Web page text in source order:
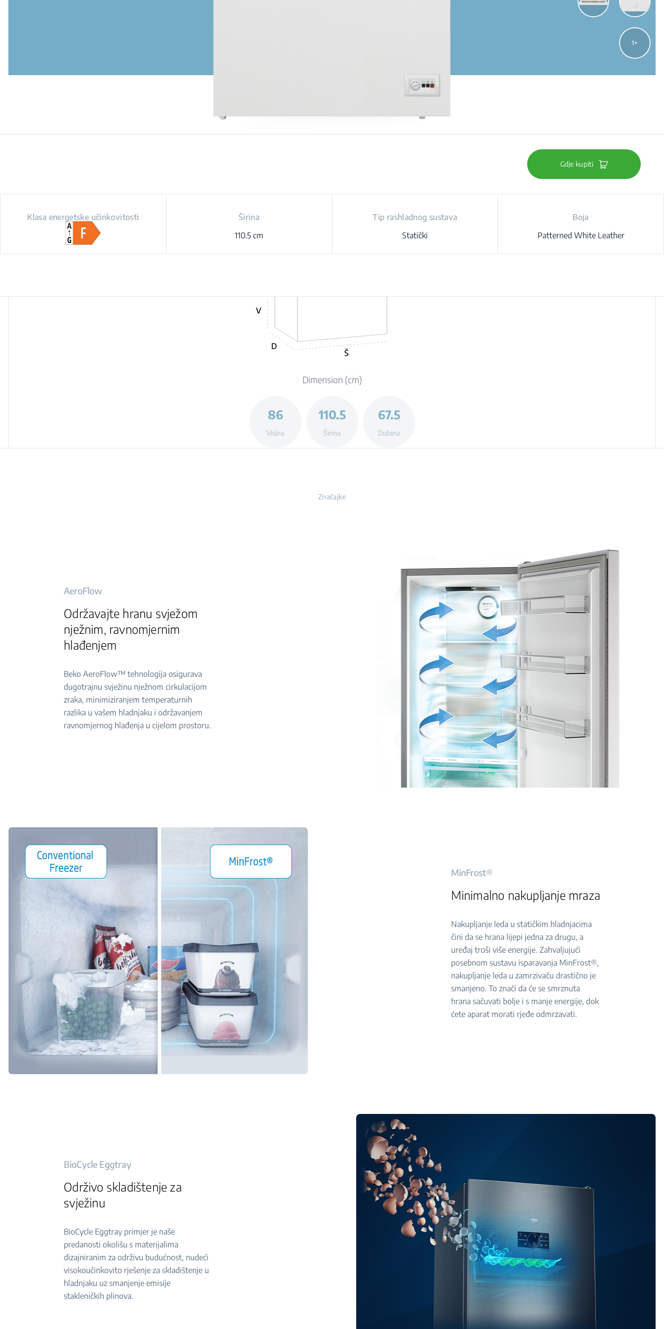
1
Gdje kupiti
Klasa energetske učinkovitosti
Širina
110.5 cm
Tip rashladnog sustava
Statički
Boja
Patterned White Leather
V
D
Š
Dimension (cm)
86
Visina
110.5
Širina
67.5
Dubina
Značajke
AeroFlow
Održavajte hranu svježom
nježnim, ravnomjernim
hlađenjem
Beko AeroFlow™ tehnologija osigurava
dugotrajnu svježinu nježnom cirkulacijom
zraka, minimiziranjem temperaturnih
razlika u vašem hladnjaku i održavanjem
ravnomjernog hlađenja u cijelom prostoru.
MinFrost®
Minimalno nakupljanje mraza
Nakupljanje leda u statičkim hladnjacima
čini da se hrana lijepi jedna za drugu, a
uređaj troši više energije. Zahvaljujući
posebnom sustavu isparavanja MinFrost®,
nakupljanje leda u zamrzivaču drastično je
smanjeno. To znači da će se smrznuta
hrana sačuvati bolje i s manje energije, dok
ćete aparat morati rjeđe odmrzavati.
BioCycle Eggtray
Održivo skladištenje za
svježinu
BioCycle Eggtray primjer je naše
predanosti okolišu s materijalima
dizajniranim za održivu budućnost, nudeći
visokoučinkovito rješenje za skladištenje u
hladnjaku uz smanjenje emisije
stakleničkih plinova.